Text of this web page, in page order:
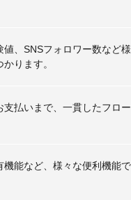
、SNSフォロワー数など
ります。
払いまで、一貫したフロ
能など、様々な便利機能